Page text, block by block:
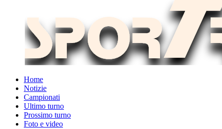
Home
Notizie
Campionati
Ultimo turno
Prossimo turno
Foto e video